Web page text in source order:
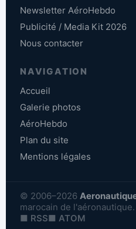
Newsletter AéroHebdo
Publicité / Media Kit 2026
Nous contacter
NAVIGATION
Accueil
Galerie photos
AéroHebdo
Plan du site
Mentions légales
© 2006–2026
marocain de
■ RSS■ ATOM